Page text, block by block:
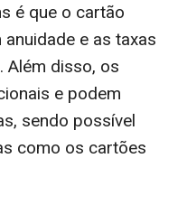
é que o cartão
e as taxas
Além disso, os
e podem
sendo possível
como os cartões